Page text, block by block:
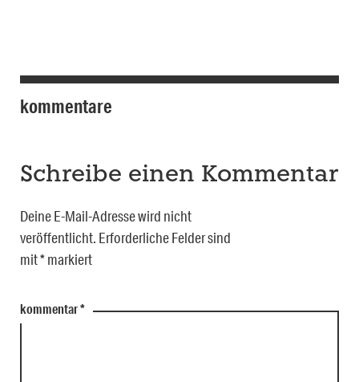
kommentare
Schreibe einen Kommentar
Deine E-Mail-Adresse wird nicht
veröffentlicht. Erforderliche Felder sind
mit*markiert
kommentar*